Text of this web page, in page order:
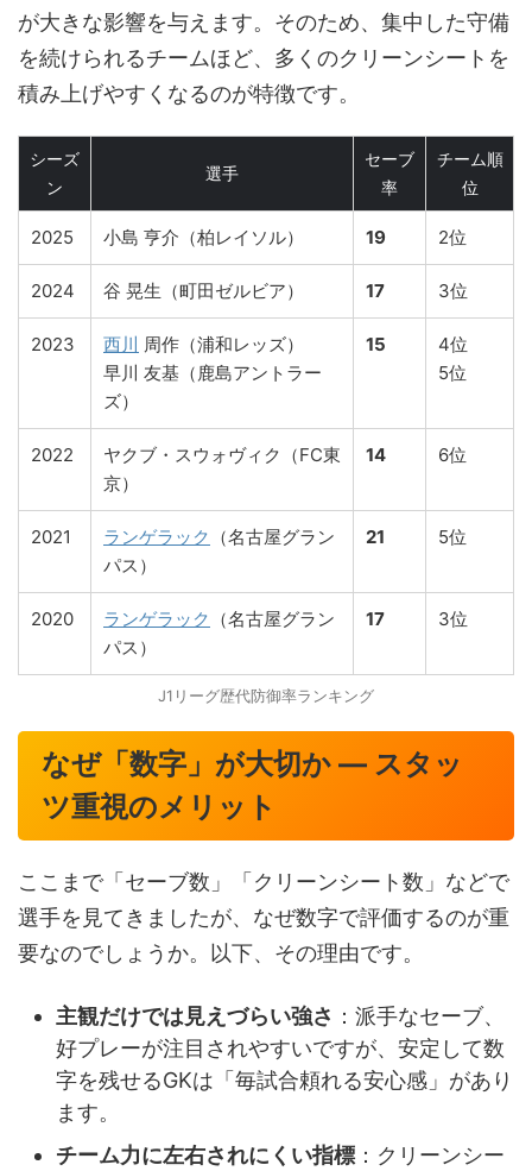
が大きな影響を与えます。そのため、集中した守備
を続けられるチームほど、多くのクリーンシートを
積み上げやすくなるのが特徴です。
シーズ
ン
選手
セーブ
率
チーム順
位
2025 小島 亨介（柏レイソル） 19 2位
2024 谷 晃生（町田ゼルビア） 17 3位
2023 西川 周作（浦和レッズ）
早川 友基（鹿島アントラー
ズ）
15
4位
5位
2022
ヤクブ・スウォヴィク（FC東
京）
14 6位
2021 ランゲラック （名古屋グラン
パス）
21 5位
2020 ランゲラック （名古屋グラン
パス）
17 3位
J1リーグ歴代防御率ランキング
なぜ「数字」が大切か — スタッ
ツ重視のメリット
ここまで「セーブ数」「クリーンシート数」などで
選手を見てきましたが、なぜ数字で評価するのが重
要なのでしょうか。以下、その理由です。
主観だけでは見えづらい強さ ：派手なセーブ、
好プレーが注目されやすいですが、安定して数
字を残せるGKは「毎試合頼れる安心感」があり
ます。
チーム力に左右されにくい指標 ：クリーンシー